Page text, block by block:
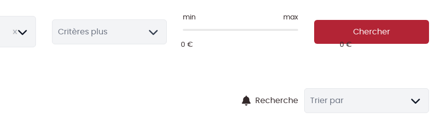
Critères plus
min max
Chercher
Recherche Trier par